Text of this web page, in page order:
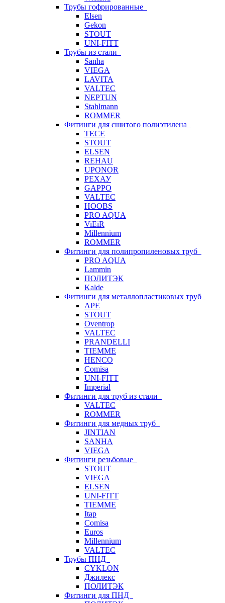
Трубы гофрированные
Elsen
Gekon
STOUT
UNI-FITT
Трубы из стали
Sanha
VIEGA
LAVITA
VALTEC
NEPTUN
Stahlmann
ROMMER
Фитинги для сшитого полиэтилена
TECE
STOUT
ELSEN
REHAU
UPONOR
РЕХАУ
GAPPO
VALTEC
HOOBS
PRO AQUA
ViEiR
Millennium
ROMMER
Фитинги для полипропиленовых труб
PRO AQUA
Lammin
ПОЛИТЭК
Kalde
Фитинги для металлопластиковых труб
APE
STOUT
Oventrop
VALTEC
PRANDELLI
TIEMME
HENCO
Comisa
UNI-FITT
Imperial
Фитинги для труб из стали
VALTEC
ROMMER
Фитинги для медных труб
JINTIAN
SANHA
VIEGA
Фитинги резьбовые
STOUT
VIEGA
ELSEN
UNI-FITT
TIEMME
Itap
Comisa
Euros
Millennium
VALTEC
Трубы ПНД
CYKLON
Джилекс
ПОЛИТЭК
Фитинги для ПНД